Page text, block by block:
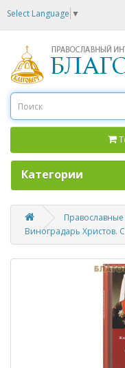
Select Language ▼
Категории
Православные
Виноградарь Христов.